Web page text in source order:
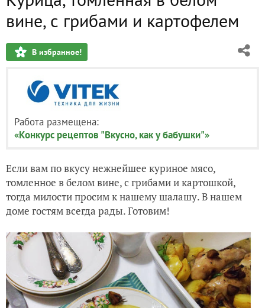
вине, с грибами и картофелем
В избранное!
Работа размещена:
«Конкурс рецептов "Вкусно, как у бабушки"»
Если вам по вкусу нежнейшее куриное мясо,
томленное в белом вине, с грибами и картошкой,
тогда милости просим к нашему шалашу. В нашем
доме гостям всегда рады. Готовим!